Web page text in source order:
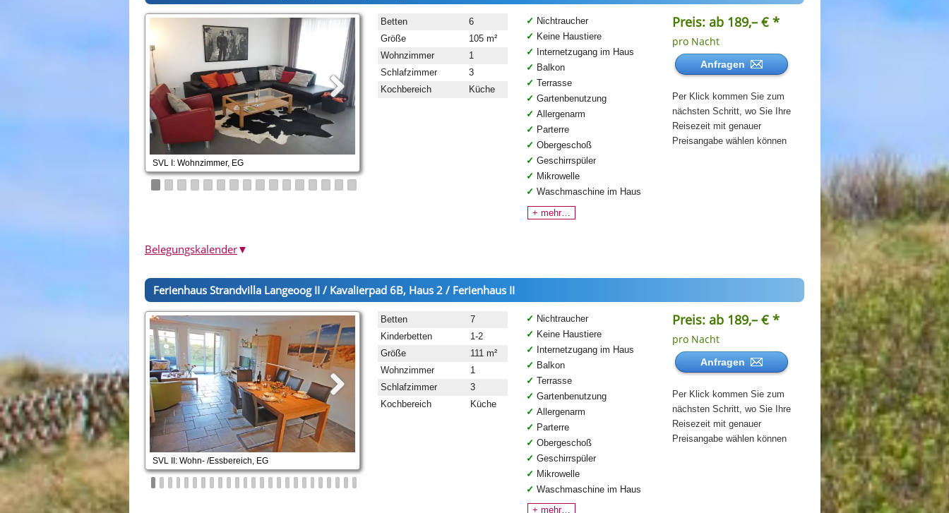
SVL I: Wohnzimmer, EG
Betten
6
Größe
105 m²
Wohnzimmer
1
Schlafzimmer
3
Kochbereich
Küche
Nichtraucher
Keine Haustiere
Internetzugang im Haus
Balkon
Terrasse
Gartenbenutzung
Allergenarm
Parterre
Obergeschoß
Geschirrspüler
Mikrowelle
Waschmaschine im Haus
+ mehr…
Preis: ab 189,– € *
pro Nacht
Anfragen
Per Klick kommen Sie zum
nächsten Schritt, wo Sie Ihre
Reisezeit mit genauer
Preisangabe wählen können
Belegungskalender▼
Ferienhaus Strandvilla Langeoog II / Kavalierpad 6B, Haus 2 / Ferienhaus II
SVL II: Wohn- /Essbereich, EG
Betten
7
Kinderbetten
1-2
Größe
111 m²
Wohnzimmer
1
Schlafzimmer
3
Kochbereich
Küche
Nichtraucher
Keine Haustiere
Internetzugang im Haus
Balkon
Terrasse
Gartenbenutzung
Allergenarm
Parterre
Obergeschoß
Geschirrspüler
Mikrowelle
Waschmaschine im Haus
+ mehr…
Preis: ab 189,– € *
pro Nacht
Anfragen
Per Klick kommen Sie zum
nächsten Schritt, wo Sie Ihre
Reisezeit mit genauer
Preisangabe wählen können